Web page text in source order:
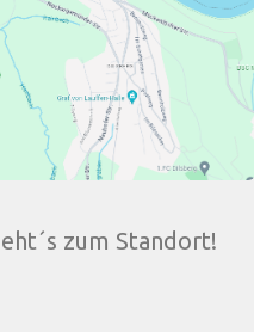
zum Standort!